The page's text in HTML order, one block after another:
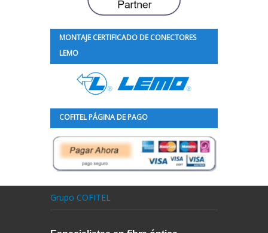
MONTAJE CERTIFICADO DE CONECTORES
LEMO
COFITEL PÁGINA DE PAGO
Grupo COFITEL